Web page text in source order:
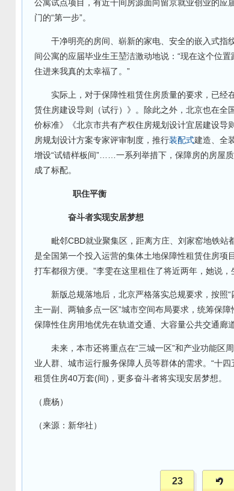
公寓试点项目，有近千间房源面向留京就业创业的应
门的“第一步”。
干净明亮的房间、崭新的家电、安全的嵌入式指
间公寓的应届毕业生王堃洁激动地说：“现在这个位
住进来我真的太幸福了。”
实际上，对于保障性租赁住房质量的要求，已经
赁住房建设导则（试行）》。除此之外，北京也在全
价标准》《北京市共有产权住房规划设计宜居建设导
房规划设计方案专家评审制度，推行装配式建造、全
增设“试错样板间”……一系列举措下，保障房的房屋
成了标配。
职住平衡
奋斗者实现安居梦想
毗邻CBD就业聚集区，距离方庄、刘家窑地铁站
是全国第一个投入运营的集体土地保障性租赁住房项
打车都很方便。”李雯在这里租住了将近两年，她说，
新版总规落地后，北京严格落实总规要求，按照“
主一副、两轴多点一区”城市空间布局要求，统筹保
保障性住房用地优先在轨道交通、大容量公共交通廊
未来，本市还将重点在“三城一区”和产业功能区
业人群、城市运行服务保障人员等群体的需求。“十
租赁住房40万套(间)，更多奋斗者将实现安居梦想。
（鹿杨）
（来源：新华社）
23